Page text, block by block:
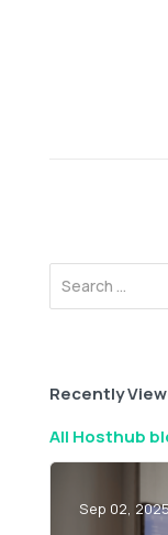
Recently
All Hosthub
Sep 02,